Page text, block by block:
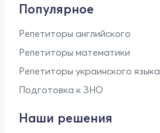
Популярное
Репетиторы английского
Репетиторы математики
Репетиторы украинского языка
Подготовка к ЗНО
Наши решения